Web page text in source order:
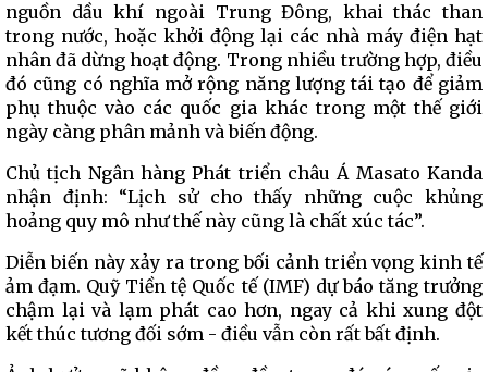
nguồn dầu khí ngoài Trung Đông, khai thác than
trong nước, hoặc khởi động lại các nhà máy điện hạt
nhân đã dừng hoạt động. Trong nhiều trường hợp, điều
đó cũng có nghĩa mở rộng năng lượng tái tạo để giảm
phụ thuộc vào các quốc gia khác trong một thế giới
ngày càng phân mảnh và biến động.
Chủ tịch Ngân hàng Phát triển châu Á Masato Kanda
nhận định: “Lịch sử cho thấy những cuộc khủng
hoảng quy mô như thế này cũng là chất xúc tác”.
Diễn biến này xảy ra trong bối cảnh triển vọng kinh tế
ảm đạm. Quỹ Tiền tệ Quốc tế (IMF) dự báo tăng trưởng
chậm lại và lạm phát cao hơn, ngay cả khi xung đột
kết thúc tương đối sớm - điều vẫn còn rất bất định.